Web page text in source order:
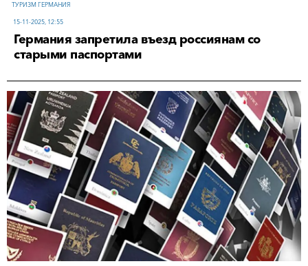
ТУРИЗМ ГЕРМАНИЯ
15-11-2025, 12:55
Германия запретила въезд россиянам со
старыми паспортами